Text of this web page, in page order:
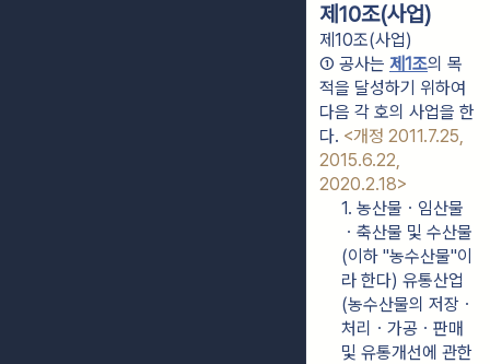
제10조(사업)
제10조(사업)
① 공사는 제1조의 목
적을 달성하기 위하여
다음 각 호의 사업을 한
다. <개정 2011.7.25,
2015.6.22,
2020.2.18>
1. 농산물ㆍ임산물
ㆍ축산물 및 수산물
(이하 "농수산물"이
라 한다) 유통산업
(농수산물의 저장ㆍ
처리ㆍ가공ㆍ판매
및 유통개선에 관한